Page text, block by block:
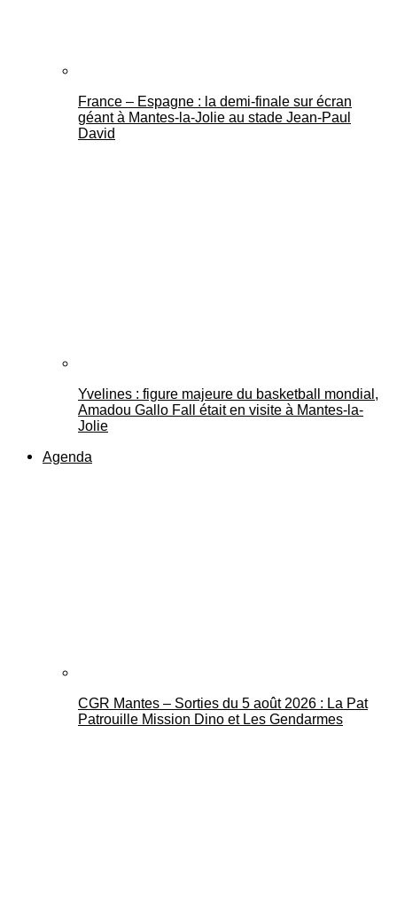
France – Espagne : la demi-finale sur écran
géant à Mantes-la-Jolie au stade Jean-Paul
David
Yvelines : figure majeure du basketball mondial,
Amadou Gallo Fall était en visite à Mantes-la-
Jolie
Agenda
CGR Mantes – Sorties du 5 août 2026 : La Pat
Patrouille Mission Dino et Les Gendarmes